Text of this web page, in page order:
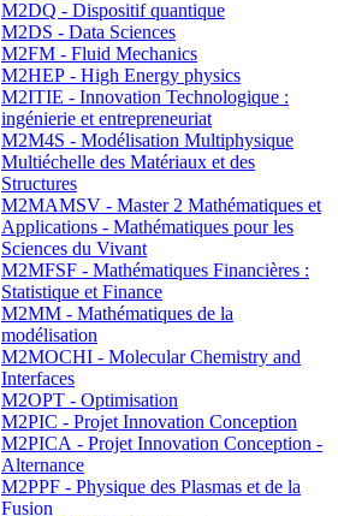
M2DQ - Dispositif quantique
M2DS - Data Sciences
M2FM - Fluid Mechanics
M2HEP - High Energy physics
M2ITIE - Innovation Technologique :
ingénierie et entrepreneuriat
M2M4S - Modélisation Multiphysique
Multiéchelle des Matériaux et des
Structures
M2MAMSV - Master 2 Mathématiques et
Applications - Mathématiques pour les
Sciences du Vivant
M2MFSF - Mathématiques Financières :
Statistique et Finance
M2MM - Mathématiques de la
modélisation
M2MOCHI - Molecular Chemistry and
Interfaces
M2OPT - Optimisation
M2PIC - Projet Innovation Conception
M2PICA - Projet Innovation Conception -
Alternance
M2PPF - Physique des Plasmas et de la
Fusion